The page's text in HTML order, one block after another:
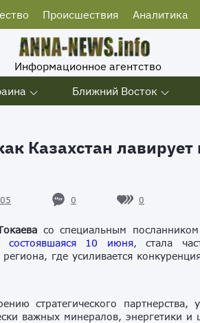
Происшествия Аналитика
Информационное агентство
Ближний Восток
Казахстан лавирует
0 0
со специальным
состоявшаяся 10 июня, стала
где усиливается
стратегического партнерства,
важных минералов, энергетики